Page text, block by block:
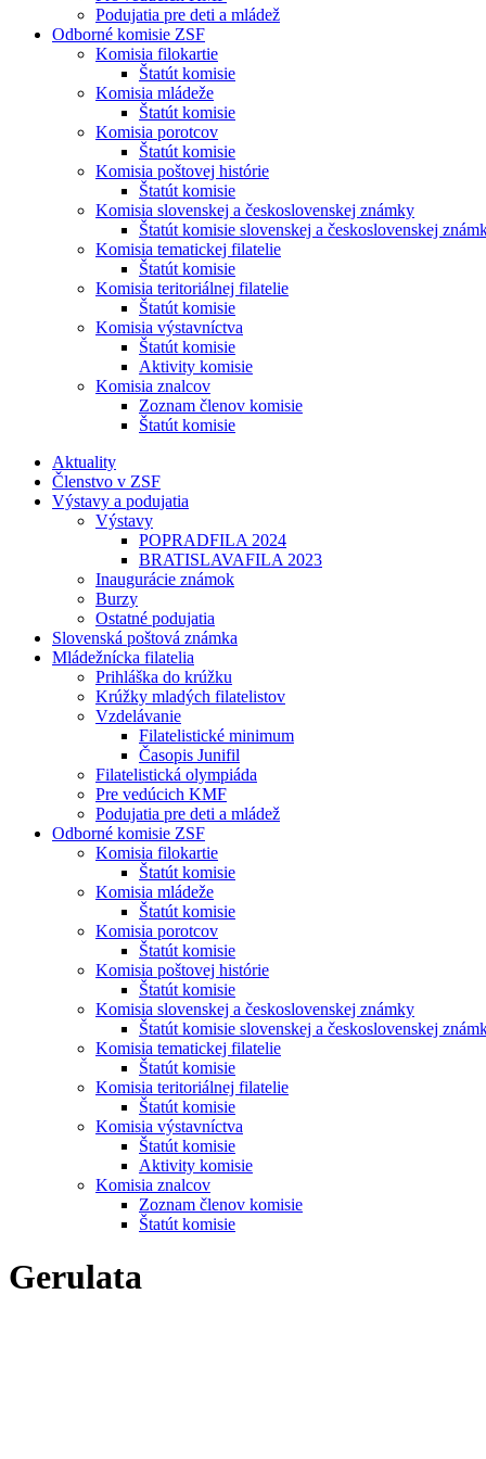
Podujatia pre deti a mládež
Odborné komisie ZSF
Komisia filokartie
Štatút komisie
Komisia mládeže
Štatút komisie
Komisia porotcov
Štatút komisie
Komisia poštovej histórie
Štatút komisie
Komisia slovenskej a československej známky
Štatút komisie slovenskej a československej
Komisia tematickej filatelie
Štatút komisie
Komisia teritoriálnej filatelie
Štatút komisie
Komisia výstavníctva
Štatút komisie
Aktivity komisie
Komisia znalcov
Zoznam členov komisie
Štatút komisie
Aktuality
Členstvo v ZSF
Výstavy a podujatia
Výstavy
POPRADFILA 2024
BRATISLAVAFILA 2023
Inaugurácie známok
Burzy
Ostatné podujatia
Slovenská poštová známka
Mládežnícka filatelia
Prihláška do krúžku
Krúžky mladých filatelistov
Vzdelávanie
Filatelistické minimum
Časopis Junifil
Filatelistická olympiáda
Pre vedúcich KMF
Podujatia pre deti a mládež
Odborné komisie ZSF
Komisia filokartie
Štatút komisie
Komisia mládeže
Štatút komisie
Komisia porotcov
Štatút komisie
Komisia poštovej histórie
Štatút komisie
Komisia slovenskej a československej známky
Štatút komisie slovenskej a československej
Komisia tematickej filatelie
Štatút komisie
Komisia teritoriálnej filatelie
Štatút komisie
Komisia výstavníctva
Štatút komisie
Aktivity komisie
Komisia znalcov
Zoznam členov komisie
Štatút komisie
Gerulata